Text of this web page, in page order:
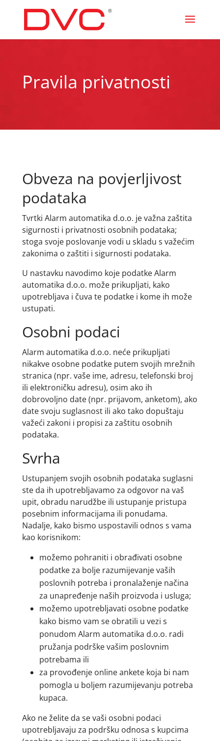
Pravila privatnosti
Obveza na povjerljivost
podataka
Tvrtki Alarm automatika d.o.o. je važna zaštita
sigurnosti i privatnosti osobnih podataka;
stoga svoje poslovanje vodi u skladu s važećim
zakonima o zaštiti i sigurnosti podataka.
U nastavku navodimo koje podatke Alarm
automatika d.o.o. može prikupljati, kako
upotrebljava i čuva te podatke i kome ih može
ustupati.
Osobni podaci
Alarm automatika d.o.o. neće prikupljati
nikakve osobne podatke putem svojih mrežnih
stranica (npr. vaše ime, adresu, telefonski broj
ili elektroničku adresu), osim ako ih
dobrovoljno date (npr. prijavom, anketom), ako
date svoju suglasnost ili ako tako dopuštaju
važeći zakoni i propisi za zaštitu osobnih
podataka.
Svrha
Ustupanjem svojih osobnih podataka suglasni
ste da ih upotrebljavamo za odgovor na vaš
upit, obradu narudžbe ili ustupanje pristupa
posebnim informacijama ili ponudama.
Nadalje, kako bismo uspostavili odnos s vama
kao korisnikom:
možemo pohraniti i obrađivati osobne
podatke za bolje razumijevanje vaših
poslovnih potreba i pronalaženje načina
za unapređenje naših proizvoda i usluga;
možemo upotrebljavati osobne podatke
kako bismo vam se obratili u vezi s
ponudom Alarm automatika d.o.o. radi
pružanja podrške vašim poslovnim
potrebama ili
za provođenje online ankete koja bi nam
pomogla u boljem razumijevanju potreba
kupaca.
Ako ne želite da se vaši osobni podaci
upotrebljavaju za podršku odnosa s kupcima